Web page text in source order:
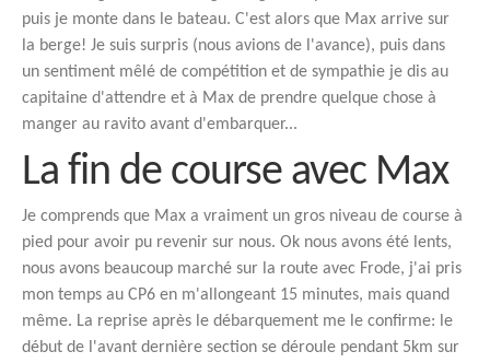
puis je monte dans le bateau. C'est alors que Max arrive sur
la berge! Je suis surpris (nous avions de l'avance), puis dans
un sentiment mêlé de compétition et de sympathie je dis au
capitaine d'attendre et à Max de prendre quelque chose à
manger au ravito avant d'embarquer...
La fin de course avec Max
Je comprends que Max a vraiment un gros niveau de course à
pied pour avoir pu revenir sur nous. Ok nous avons été lents,
nous avons beaucoup marché sur la route avec Frode, j'ai pris
mon temps au CP6 en m'allongeant 15 minutes, mais quand
même. La reprise après le débarquement me le confirme: le
début de l'avant dernière section se déroule pendant 5km sur